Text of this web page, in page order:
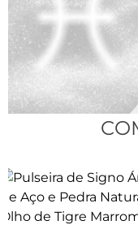
Material: Aço
Pingente
1,1 mm